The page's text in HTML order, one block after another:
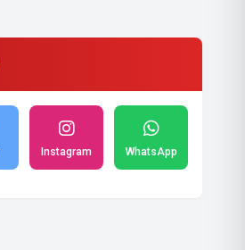
Instagram WhatsApp